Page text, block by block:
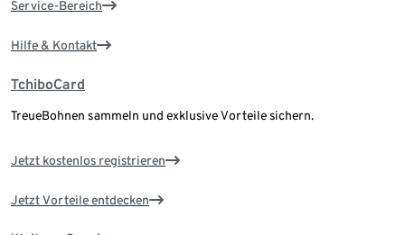
Service-Bereich
Hilfe & Kontakt
TchiboCard
TreueBohnen sammeln und exklusive Vorteile sichern.
Jetzt kostenlos registrieren
Jetzt Vorteile entdecken